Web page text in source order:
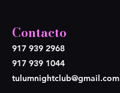
Contacto
917 939 2968
917 939 1044
tulumnightclub@gmail.com